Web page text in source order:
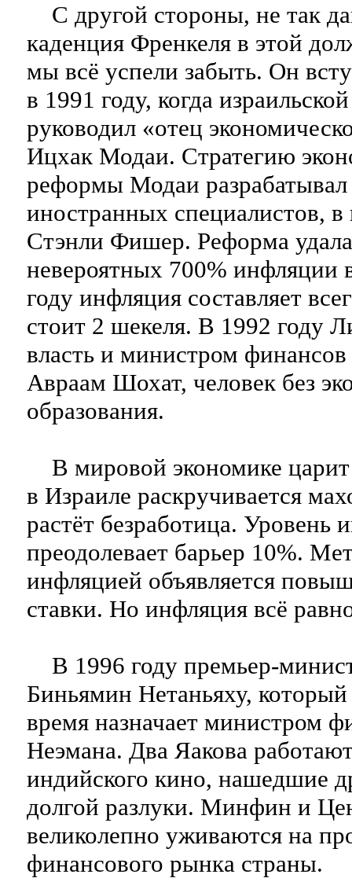
С другой стороны, не так
каденция Френкеля в этой
мы всё успели забыть. Он
в 1991 году, когда
руководил «отец
Ицхак Модаи. Стратегию
реформы Модаи разрабатывал
иностранных специалистов,
Стэнли Фишер. Реформа
невероятных 700% инфляции
году инфляция составляет
стоит 2 шекеля. В 1992 году
власть и министром финансов
Авраам Шохат, человек без
образования.
В мировой экономике царит
в Израиле раскручивается
растёт безработица. Уровень
преодолевает барьер 10%.
инфляцией объявляется
ставки. Но инфляция всё
В 1996 году премьер-
Биньямин Нетаньяху, который
время назначает министром
Неэмана. Два Яакова
индийского кино, нашедшие
долгой разлуки. Минфин и
великолепно уживаются на
финансового рынка страны.